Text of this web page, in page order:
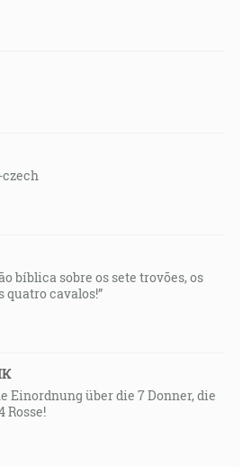
czech
bíblica sobre os sete trovões, os
quatro cavalos!”
Einordnung über die 7 Donner, die
Rosse!